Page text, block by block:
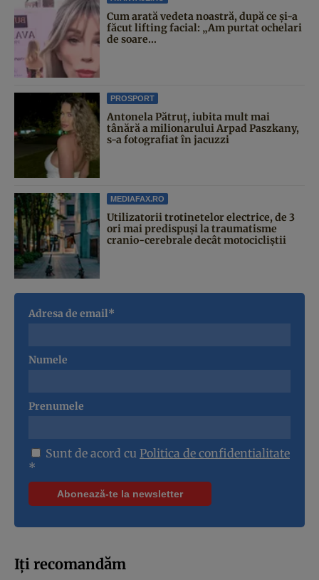
Cum arată vedeta noastră, după ce și-a
făcut lifting facial: „Am purtat ochelari
de soare...
PROSPORT
Antonela Pătruț, iubita mult mai
tânără a milionarului Arpad Paszkany,
s-a fotografiat în jacuzzi
MEDIAFAX.RO
Utilizatorii trotinetelor electrice, de 3
ori mai predispuși la traumatisme
cranio-cerebrale decât motocicliștii
Adresa de email*
Numele
Prenumele
Sunt de acord cu Politica de confidentialitate
*
Iți recomandăm